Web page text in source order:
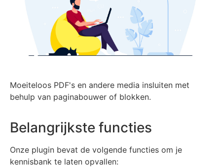
Moeiteloos PDF's en andere media insluiten met
behulp van paginabouwer of blokken.
Belangrijkste functies
Onze plugin bevat de volgende functies om je
kennisbank te laten opvallen: